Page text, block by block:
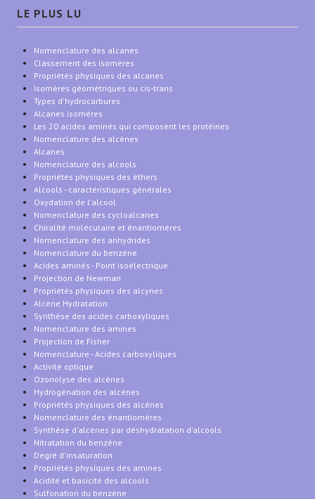
LE PLUS LU
Nomenclature des alcanes
Classement des isomères
Propriétés physiques des alcanes
Isomères géométriques ou cis-trans
Types d'hydrocarbures
Alcanes isomères
Les 20 acides aminés qui composent les protéines
Nomenclature des alcènes
Alcanes
Nomenclature des alcools
Propriétés physiques des éthers
Alcools - caractéristiques générales
Oxydation de l'alcool
Nomenclature des cycloalcanes
Chiralité moléculaire et énantiomères
Nomenclature des anhydrides
Nomenclature du benzène
Acides aminés - Point isoélectrique
Projection de Newman
Propriétés physiques des alcynes
Alcène Hydratation
Synthèse des acides carboxyliques
Nomenclature des amines
Projection de Fisher
Nomenclature - Acides carboxyliques
Activité optique
Ozonolyse des alcènes
Hydrogénation des alcènes
Propriétés physiques des alcènes
Nomenclature des énantiomères
Synthèse d'alcènes par déshydratation d'alcools
Nitratation du benzène
Degré d'insaturation
Propriétés physiques des amines
Acidité et basicité des alcools
Sulfonation du benzène